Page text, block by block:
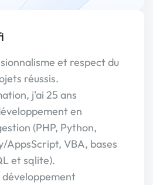
et respect du
réussis.
j'ai 25 ans
en
(PHP, Python,
VBA, bases
et sqlite).